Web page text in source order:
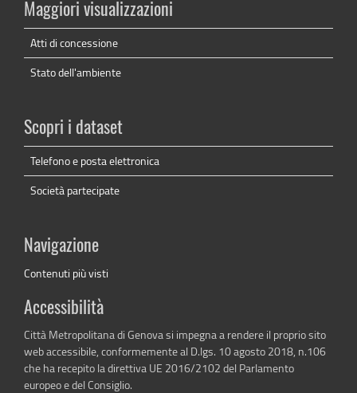
Maggiori visualizzazioni
Atti di concessione
Stato dell'ambiente
Scopri i dataset
Telefono e posta elettronica
Società partecipate
Navigazione
Contenuti più visti
Accessibilità
Città Metropolitana di Genova si impegna a rendere il proprio sito
web accessibile, conformemente al D.lgs. 10 agosto 2018, n.106
che ha recepito la direttiva UE 2016/2102 del Parlamento
europeo e del Consiglio.